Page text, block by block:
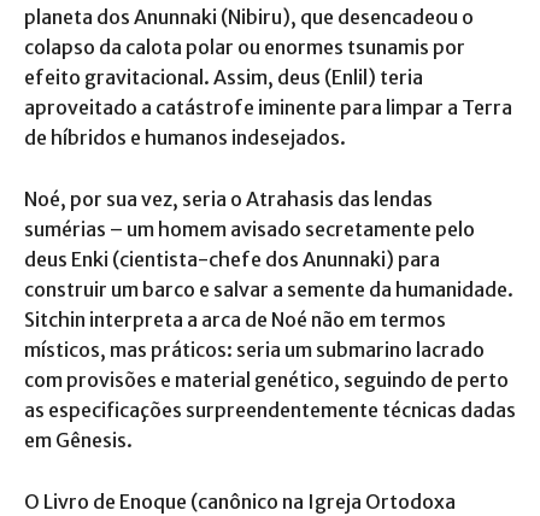
planeta dos Anunnaki (Nibiru), que desencadeou o
colapso da calota polar ou enormes tsunamis por
efeito gravitacional. Assim, deus (Enlil) teria
aproveitado a catástrofe iminente para limpar a Terra
de híbridos e humanos indesejados.
Noé, por sua vez, seria o Atrahasis das lendas
sumérias – um homem avisado secretamente pelo
deus Enki (cientista-chefe dos Anunnaki) para
construir um barco e salvar a semente da humanidade.
Sitchin interpreta a arca de Noé não em termos
místicos, mas práticos: seria um submarino lacrado
com provisões e material genético, seguindo de perto
as especificações surpreendentemente técnicas dadas
em Gênesis.
O Livro de Enoque (canônico na Igreja Ortodoxa